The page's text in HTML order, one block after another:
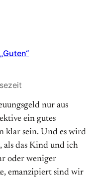
nur aus
ein gutes
klar sein. Und es wird
als das Kind und ich
oder weniger
emanzipiert sind wir